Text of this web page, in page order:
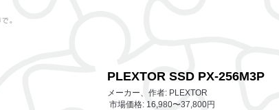
PLEXTOR SSD PX-256M3P
メーカー、作者: PLEXTOR
市場価格: 16,980〜37,800円